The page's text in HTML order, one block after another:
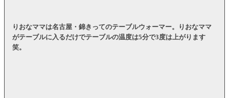
りおなママは名古屋・錦きってのテーブルウォーマー。りおなママ
がテーブルに入るだけでテーブルの温度は5分で3度は上がります
笑。